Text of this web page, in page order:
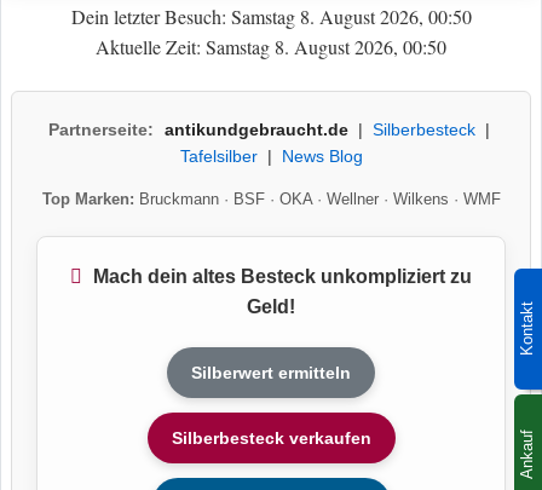
Kontakt
Ankauf
Dein letzter Besuch: Samstag 8. August 2026, 00:50
Aktuelle Zeit: Samstag 8. August 2026, 00:50
Partnerseite: antikundgebraucht.de| Silberbesteck|
Tafelsilber| News Blog
Top Marken: Bruckmann· BSF· OKA· Wellner· Wilkens · WMF
Mach dein altes Besteck unkompliziert zu
Geld!
Silberwert ermitteln
Silberbesteck verkaufen